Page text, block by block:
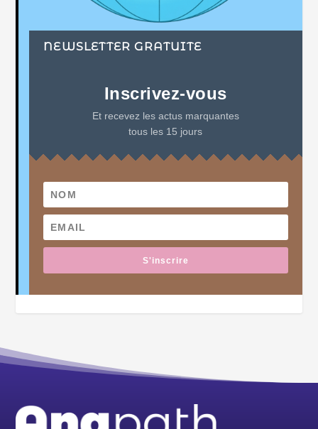
NEWSLETTER GRATUITE
Inscrivez-vous
Et recevez les actus marquantes
tous les 15 jours
S'inscrire